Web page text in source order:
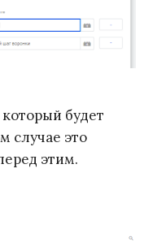
будет
случае это
этим.